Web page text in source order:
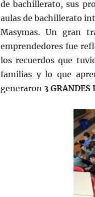
de bachillerato, sus
aulas de bachillerato
Masymas. Un gran
emprendedores fue
los recuerdos que
familias y lo que
generaron 3 GRANDES